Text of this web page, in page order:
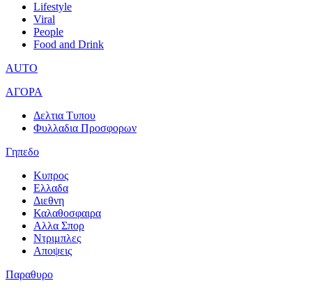
Lifestyle
Viral
People
Food and Drink
AUTO
ΑΓΟΡΑ
Δελτια Τυπου
Φυλλαδια Προσφορων
Γηπεδο
Κυπρος
Ελλαδα
Διεθνη
Καλαθοσφαιρα
Αλλα Σπορ
Ντριμπλες
Αποψεις
Παραθυρο